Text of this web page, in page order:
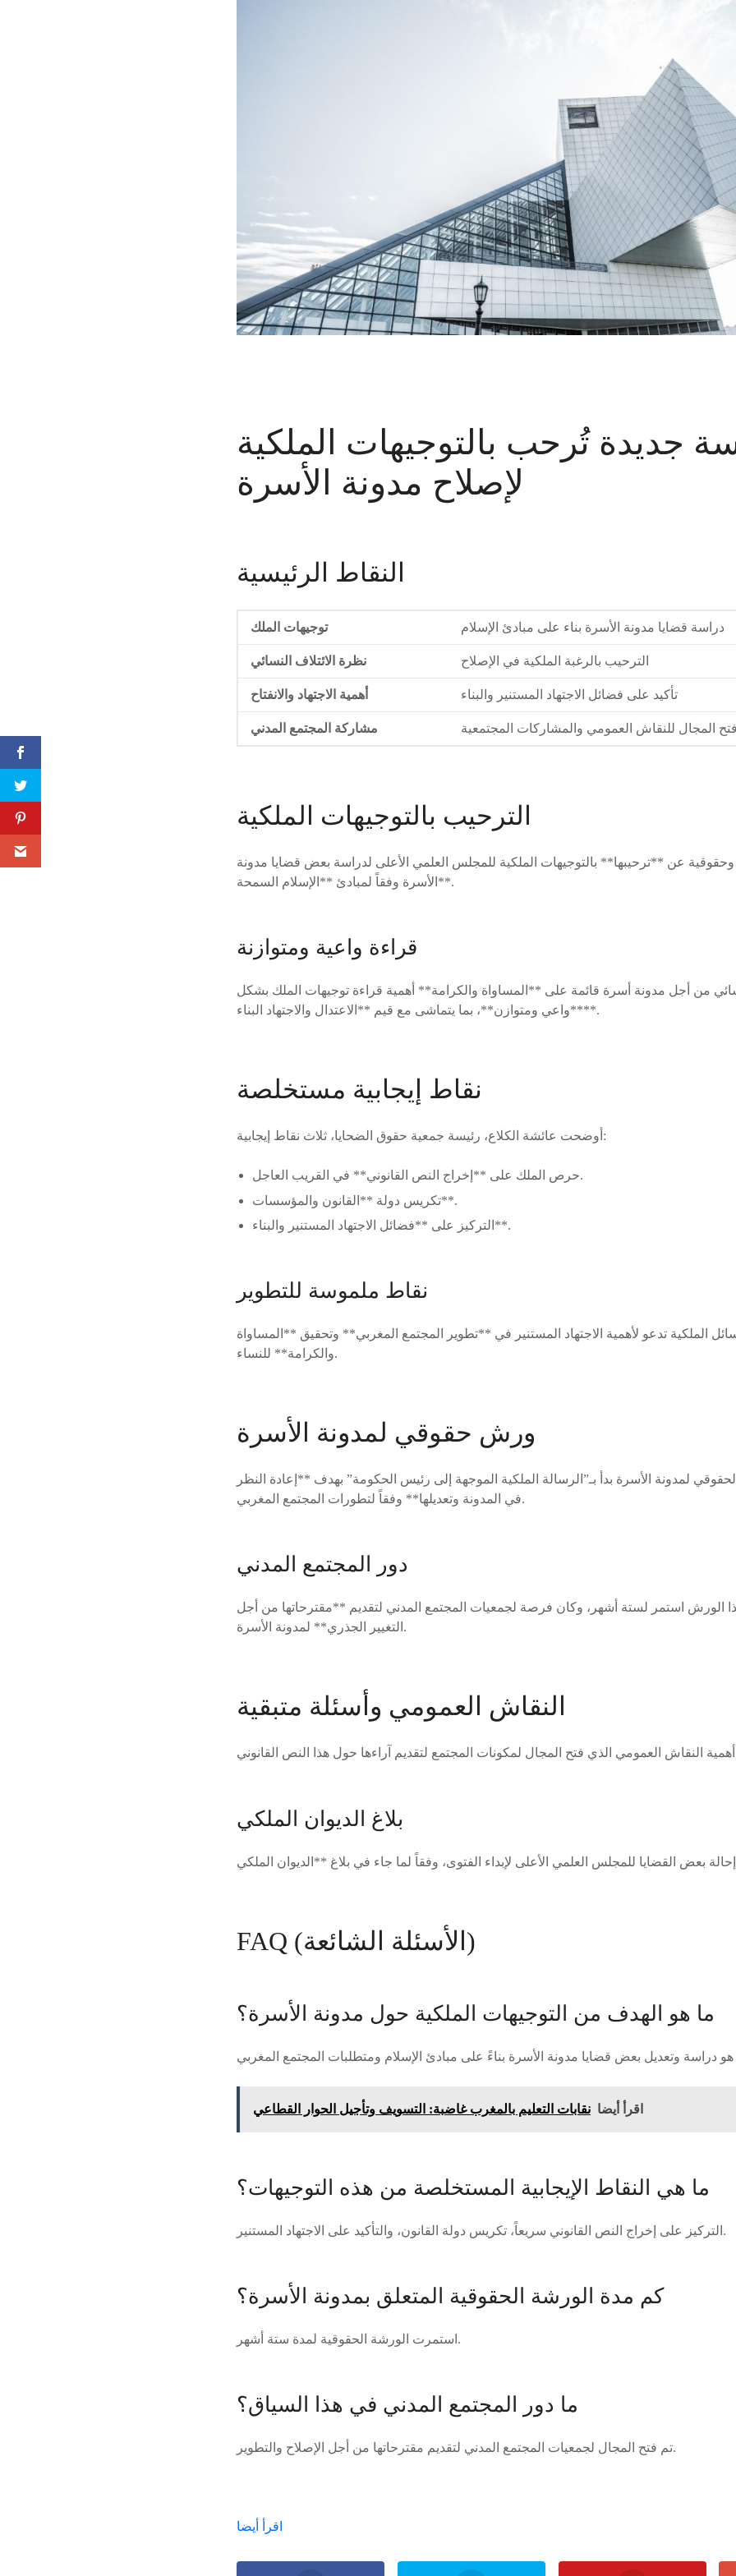
جديدة تُرحب بالتوجيهات الملكية
لإصلاح مدونة الأسرة
النقاط الرئيسية
توجيهات الملك دراسة قضايا مدونة الأسرة بناء على مبادئ الإسلام
نظرة الائتلاف النسائي الترحيب بالرغبة الملكية في الإصلاح
أهمية الاجتهاد والانفتاح تأكيد على فضائل الاجتهاد المستنير والبناء
مشاركة المجتمع المدني فتح المجال للنقاش العمومي والمشاركات المجتمعية
الترحيب بالتوجيهات الملكية
وحقوقية عن **ترحيبها** بالتوجيهات الملكية للمجلس العلمي الأعلى لدراسة بعض قضايا مدونة
الأسرة وفقاً لمبادئ **الإسلام السمحة**.
قراءة واعية ومتوازنة
من أجل مدونة أسرة قائمة على **المساواة والكرامة** أهمية قراءة توجيهات الملك بشكل
**واعي ومتوازن**، بما يتماشى مع قيم **الاعتدال والاجتهاد البناء**.
نقاط إيجابية مستخلصة
أوضحت عائشة الكلاع، رئيسة جمعية حقوق الضحايا، ثلاث نقاط إيجابية:
حرص الملك على **إخراج النص القانوني** في القريب العاجل.
تكريس دولة **القانون والمؤسسات**.
التركيز على **فضائل الاجتهاد المستنير والبناء**.
نقاط ملموسة للتطوير
الملكية تدعو لأهمية الاجتهاد المستنير في **تطوير المجتمع المغربي** وتحقيق **المساواة
والكرامة** للنساء.
ورش حقوقي لمدونة الأسرة
لمدونة الأسرة بدأ بـ”الرسالة الملكية الموجهة إلى رئيس الحكومة” بهدف **إعادة النظر
في المدونة وتعديلها** وفقاً لتطورات المجتمع المغربي.
دور المجتمع المدني
الورش استمر لستة أشهر، وكان فرصة لجمعيات المجتمع المدني لتقديم **مقترحاتها من أجل
التغيير الجذري** لمدونة الأسرة.
النقاش العمومي وأسئلة متبقية
بلاغ الديوان الملكي
FAQ (الأسئلة الشائعة)
ما هو الهدف من التوجيهات الملكية حول مدونة الأسرة؟
اقرأ أيضا نقابات التعليم بالمغرب غاضبة: التسويف وتأجيل الحوار القطاعي
ما هي النقاط الإيجابية المستخلصة من هذه التوجيهات؟
التركيز على إخراج النص القانوني سريعاً، تكريس دولة القانون، والتأكيد على الاجتهاد المستنير.
كم مدة الورشة الحقوقية المتعلق بمدونة الأسرة؟
استمرت الورشة الحقوقية لمدة ستة أشهر.
ما دور المجتمع المدني في هذا السياق؟
تم فتح المجال لجمعيات المجتمع المدني لتقديم مقترحاتها من أجل الإصلاح والتطوير.
اقرأ أيضا